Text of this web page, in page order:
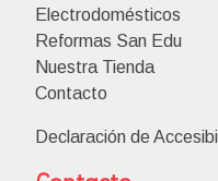
Electrodomésticos
Reformas San Edu
Nuestra Tienda
Contacto
Declaración de